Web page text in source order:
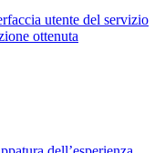
utente del servizio
ottenuta